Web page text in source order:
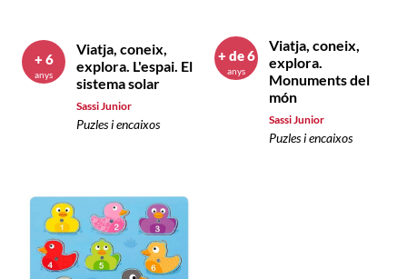
Viatja, coneix,
explora. L'espai. El
sistema solar
Sassi Junior
Puzles i encaixos
+ 6
anys
Viatja, coneix,
explora.
Monuments del
món
Sassi Junior
Puzles i encaixos
+ de 6
anys